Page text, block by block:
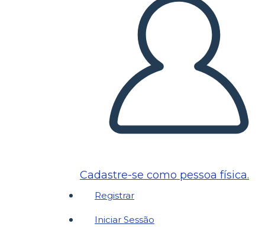
Cadastre-se como pessoa física.
Registrar
Iniciar Sessão